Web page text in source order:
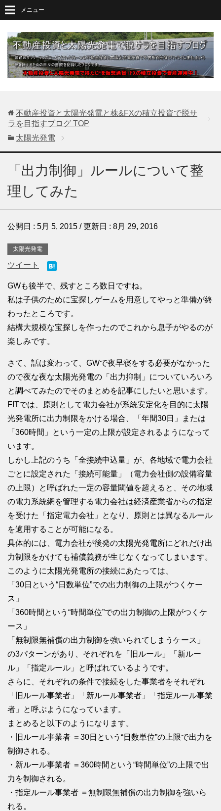
メニュー
不動産投資と太陽光発電と株&FXの積立投資で脱サ
ラを目指すブログ TOP
太陽光発電
「出力制御」ルールについて整
理してみた
公開日 : 5月 5, 2015 / 更新日 : 8月 29, 2016
太陽光発電
ツイート
GWも後半で、残すところ数日ですね。
私は子供のために宝探しゲームを用意してやっと準備が終
わったところです。
結構大規模な宝探しを作ったのでこれから息子がやるのが
楽しみです。
さて、話は変わって、GWで夜早寝をする必要がなかった
ので夜な夜な太陽光発電の「出力抑制」についていろいろ
と調べてみたのでそのまとめを記事にしたいと思います。
FITでは、原則として電力会社が系統安定化を目的に太陽
光発電所に出力制限をかける場合、「年間30日」または
「360時間」という一定の上限が設定されるようになって
います。
しかし上記のうち「全接続申込量」が、各地域で電力会社
ごとに設定された「接続可能量」（電力会社側の設備容量
の上限）と呼ばれた一定の容量閾値を超えると、その地域
の電力系統網を管理する電力会社は経済産業省からの指定
を受けた「指定電力会社」となり、原則とは異なるルール
を適用することが可能になる。
具体的には、電力会社が後発の太陽光発電所にどれだけ出
力制限をかけても補償義務が生じなくなってしまいます。
このように太陽光発電所の接続にあたっては、
「30日という“日数単位”での出力制御の上限がつくケー
ス」
「360時間という“時間単位”での出力制御の上限がつくケ
ース」
「無制限無補償の出力制御を強いられてしまうケース」
の3パターンがあり、それぞれを「旧ルール」「新ルー
ル」「指定ルール」と呼ばれているようです。
さらに、それぞれの条件で接続をした事業者をそれぞれ
「旧ルール事業者」「新ルール事業者」「指定ルール事業
者」と呼ぶようになっています。
まとめると以下のようになります。
・旧ルール事業者 ＝30日という“日数単位”の上限で出力を
制御される。
・新ルール事業者 ＝360時間という“時間単位”の上限で出
力を制御される。
・指定ルール事業者 ＝無制限無補償の出力制御を強いら
れる。